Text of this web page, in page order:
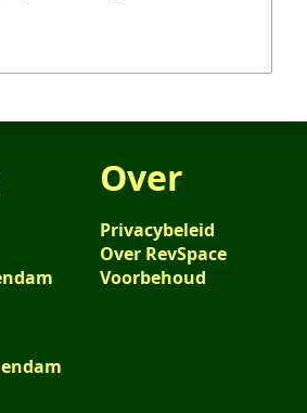
Over
Privacybeleid
Over RevSpace
Voorbehoud